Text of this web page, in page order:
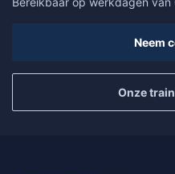
Neem
Onze